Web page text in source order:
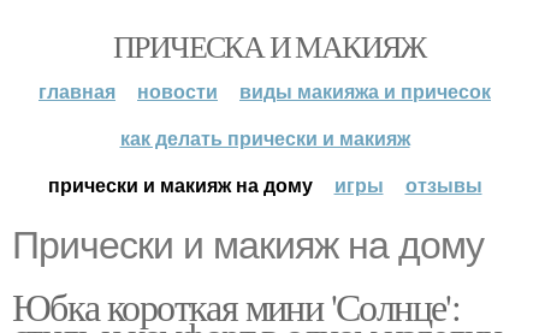
ПРИЧЕСКА И МАКИЯЖ
главная новости
виды макияжа и причесок
как делать прически и макияж
прически и макияж на дому
игры отзывы
Прически и макияж на дому
Юбка короткая мини 'Солнце':